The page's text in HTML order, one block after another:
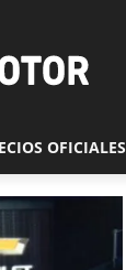
OFICIALES